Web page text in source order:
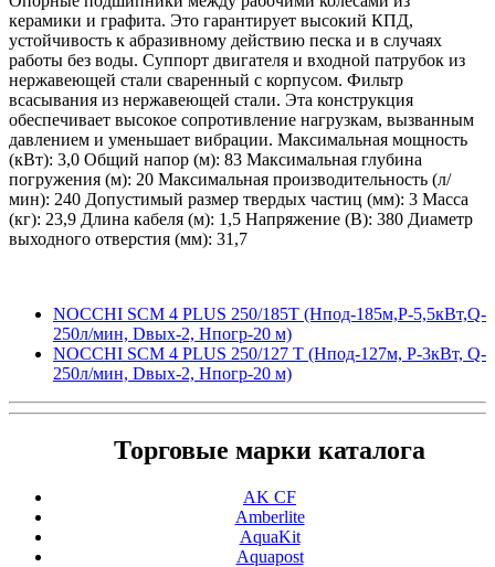
керамики и графита. Это гарантирует высокий КПД,
устойчивость к абразивному действию песка и в случаях
работы без воды. Суппорт двигателя и входной патрубок из
нержавеющей стали сваренный с корпусом. Фильтр
всасывания из нержавеющей стали. Эта конструкция
обеспечивает высокое сопротивление нагрузкам, вызванным
давлением и уменьшает вибрации. Максимальная мощность
(кВт): 3,0 Общий напор (м): 83 Максимальная глубина
погружения (м): 20 Максимальная производительность (л/
мин): 240 Допустимый размер твердых частиц (мм): 3 Масса
(кг): 23,9 Длина кабеля (м): 1,5 Напряжение (В): 380 Диаметр
выходного отверстия (мм): 31,7
NOCCHI SCM 4 PLUS 250/185T (Hпод-185м,P-5,5кВт,Q-
250л/мин, Dвых-2, Hпогр-20 м)
NOCCHI SCM 4 PLUS 250/127 T (Hпод-127м, P-3кВт, Q-
250л/мин, Dвых-2, Hпогр-20 м)
Торговые марки каталога
AK CF
Amberlite
AquaKit
Aquapost